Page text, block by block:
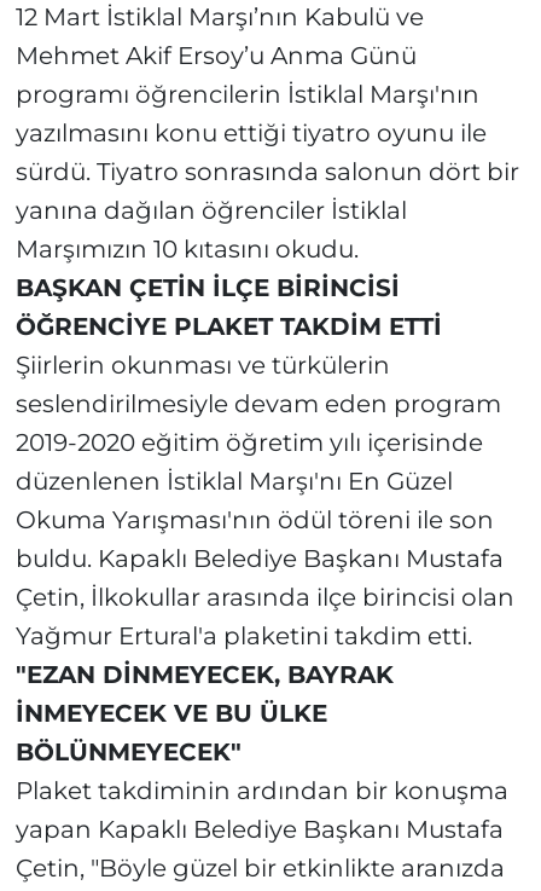
12 Mart İstiklal Marşı’nın Kabulü ve
Mehmet Akif Ersoy’u Anma Günü
programı öğrencilerin İstiklal Marşı'nın
yazılmasını konu ettiği tiyatro oyunu ile
sürdü. Tiyatro sonrasında salonun dört bir
yanına dağılan öğrenciler İstiklal
Marşımızın 10 kıtasını okudu.
BAŞKAN ÇETİN İLÇE BİRİNCİSİ
ÖĞRENCİYE PLAKET TAKDİM ETTİ
Şiirlerin okunması ve türkülerin
seslendirilmesiyle devam eden program
2019-2020 eğitim öğretim yılı içerisinde
düzenlenen İstiklal Marşı'nı En Güzel
Okuma Yarışması'nın ödül töreni ile son
buldu. Kapaklı Belediye Başkanı Mustafa
Çetin, İlkokullar arasında ilçe birincisi olan
Yağmur Ertural'a plaketini takdim etti.
"EZAN DİNMEYECEK, BAYRAK
İNMEYECEK VE BU ÜLKE
BÖLÜNMEYECEK"
Plaket takdiminin ardından bir konuşma
yapan Kapaklı Belediye Başkanı Mustafa
Çetin, "Böyle güzel bir etkinlikte aranızda